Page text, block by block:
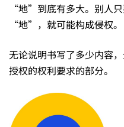
“地”到底有多大。别人
“地”，就可能构成侵权。
无论说明书写了多少内容
授权的权利要求的部分。